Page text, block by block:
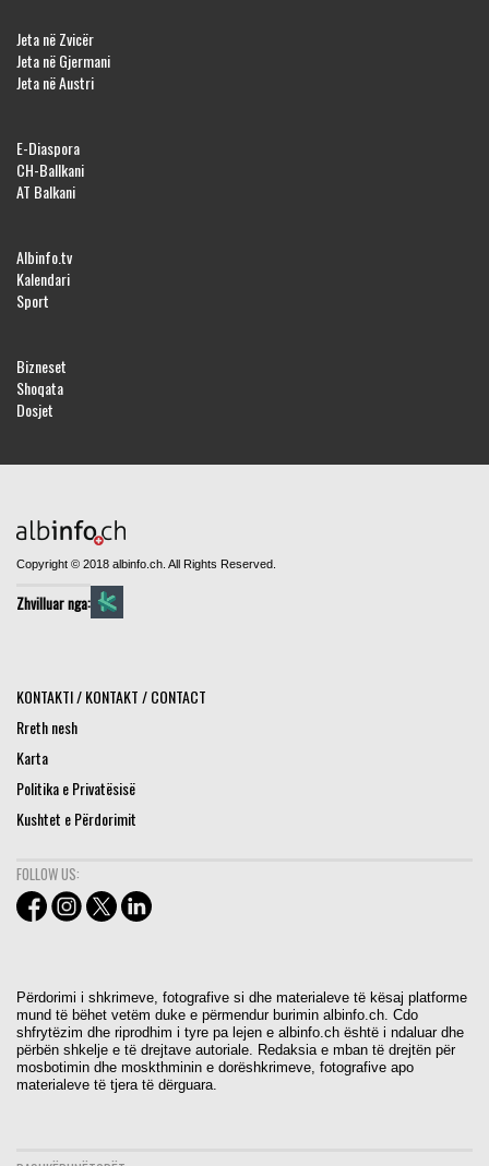
Jeta në Zvicër
Jeta në Gjermani
Jeta në Austri
E-Diaspora
CH-Ballkani
AT Balkani
Albinfo.tv
Kalendari
Sport
Bizneset
Shoqata
Dosjet
Copyright © 2018 albinfo.ch. All Rights Reserved.
Zhvilluar nga:
KONTAKTI / KONTAKT / CONTACT
Rreth nesh
Karta
Politika e Privatësisë
Kushtet e Përdorimit
FOLLOW US:
Përdorimi i shkrimeve, fotografive si dhe materialeve të kësaj platforme
mund të bëhet vetëm duke e përmendur burimin albinfo.ch. Cdo
shfrytëzim dhe riprodhim i tyre pa lejen e albinfo.ch është i ndaluar dhe
përbën shkelje e të drejtave autoriale. Redaksia e mban të drejtën për
mosbotimin dhe moskthminin e dorëshkrimeve, fotografive apo
materialeve të tjera të dërguara.